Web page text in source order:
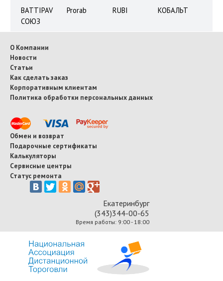
BATTIPAV Prorab RUBI
КОБАЛЬТ
СОЮЗ
О Компании
Новости
Статьи
Как сделать заказ
Корпоративным клиентам
Политика обработки персональных данных
Обмен и возврат
Подарочные сертификаты
Калькуляторы
Сервисные центры
Статус ремонта
Екатеринбург
(343)344-00-65
Время работы: 9:00 - 18:00